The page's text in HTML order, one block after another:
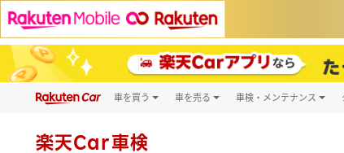
車を買う
新車
車を売る 車検・メンテナンス
楽天Car車検